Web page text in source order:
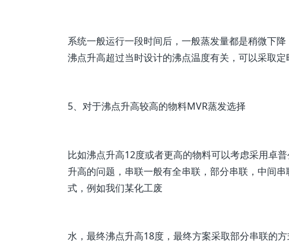
系统一般运行一段时间后，一般蒸发量都是稍微下
沸点升高超过当时设计的沸点温度有关，可以采取定
5、对于沸点升高较高的物料MVR蒸发选择
比如沸点升高12度或者更高的物料可以考虑采用卓
升高的问题，串联一般有全串联，部分串联，中间
式，例如我们某化工废
水，最终沸点升高18度，最终方案采取部分串联的